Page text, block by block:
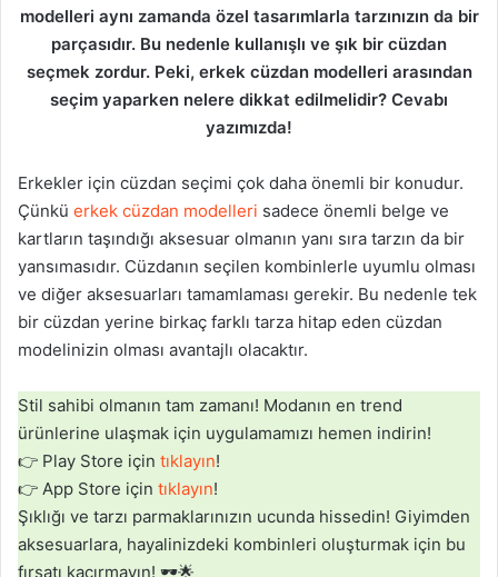
modelleri aynı zamanda özel tasarımlarla tarzınızın da bir
parçasıdır. Bu nedenle kullanışlı ve şık bir cüzdan
seçmek zordur. Peki, erkek cüzdan modelleri arasından
seçim yaparken nelere dikkat edilmelidir? Cevabı
yazımızda!
Erkekler için cüzdan seçimi çok daha önemli bir konudur.
Çünkü erkek cüzdan modelleri sadece önemli belge ve
kartların taşındığı aksesuar olmanın yanı sıra tarzın da bir
yansımasıdır. Cüzdanın seçilen kombinlerle uyumlu olması
ve diğer aksesuarları tamamlaması gerekir. Bu nedenle tek
bir cüzdan yerine birkaç farklı tarza hitap eden cüzdan
modelinizin olması avantajlı olacaktır.
Stil sahibi olmanın tam zamanı! Modanın en trend
ürünlerine ulaşmak için uygulamamızı hemen indirin!
👉 Play Store için tıklayın!
👉 App Store için tıklayın!
Şıklığı ve tarzı parmaklarınızın ucunda hissedin! Giyimden
aksesuarlara, hayalinizdeki kombinleri oluşturmak için bu
fırsatı kaçırmayın! 🕶️🌟